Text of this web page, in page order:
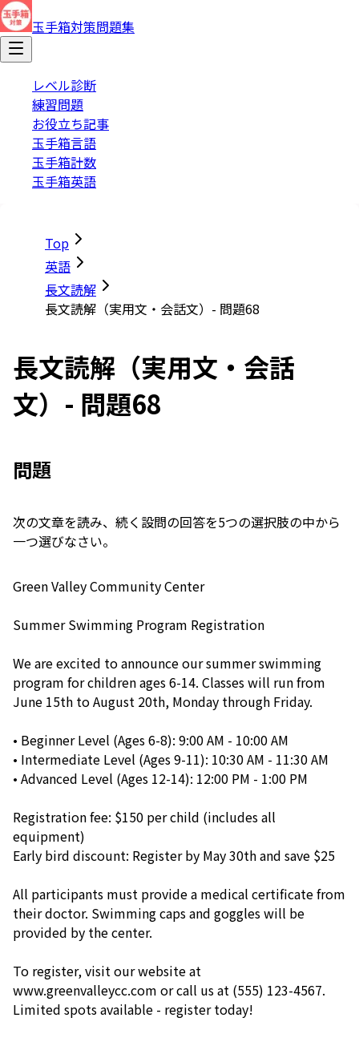
玉手箱対策問題集
レベル診断
練習問題
お役立ち記事
玉手箱言語
玉手箱計数
玉手箱英語
Top
英語
長文読解
長文読解（実用文・会話文）- 問題68
長文読解（実用文・会話
文）- 問題68
問題
次の文章を読み、続く設問の回答を5つの選択肢の中から
一つ選びなさい。
Green Valley Community Center
Summer Swimming Program Registration
We are excited to announce our summer swimming
program for children ages 6-14. Classes will run from
June 15th to August 20th, Monday through Friday.
• Beginner Level (Ages 6-8): 9:00 AM - 10:00 AM
• Intermediate Level (Ages 9-11): 10:30 AM - 11:30 AM
• Advanced Level (Ages 12-14): 12:00 PM - 1:00 PM
Registration fee: $150 per child (includes all
equipment)
Early bird discount: Register by May 30th and save $25
All participants must provide a medical certificate from
their doctor. Swimming caps and goggles will be
provided by the center.
To register, visit our website at
www.greenvalleycc.com or call us at (555) 123-4567.
Limited spots available - register today!